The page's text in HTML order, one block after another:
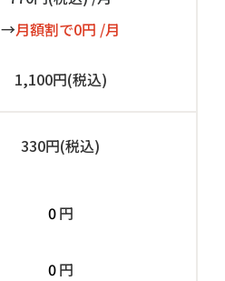
→月額割で0円 /月
1,100円(税込)
330円(税込)
0円
0円